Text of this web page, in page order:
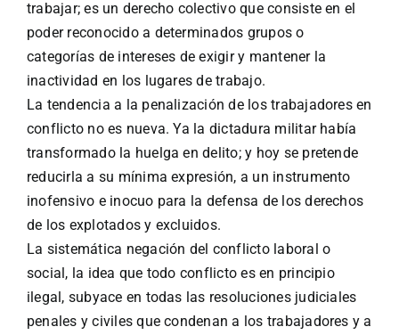
trabajar; es un derecho colectivo que consiste en el
poder reconocido a determinados grupos o
categorías de intereses de exigir y mantener la
inactividad en los lugares de trabajo.
La tendencia a la penalización de los trabajadores en
conflicto no es nueva. Ya la dictadura militar había
transformado la huelga en delito; y hoy se pretende
reducirla a su mínima expresión, a un instrumento
inofensivo e inocuo para la defensa de los derechos
de los explotados y excluidos.
La sistemática negación del conflicto laboral o
social, la idea que todo conflicto es en principio
ilegal, subyace en todas las resoluciones judiciales
penales y civiles que condenan a los trabajadores y a